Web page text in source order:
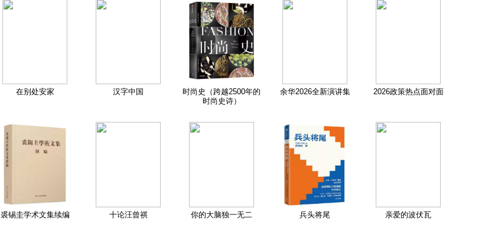
在别处安家 汉字中国
时尚史（跨越2500年的
时尚史诗）
余华2026全新演讲集 2026政策热点面对面
裘锡圭学术文集续编 十论汪曾祺 你的大脑独一无二 兵头将尾 亲爱的波伏瓦